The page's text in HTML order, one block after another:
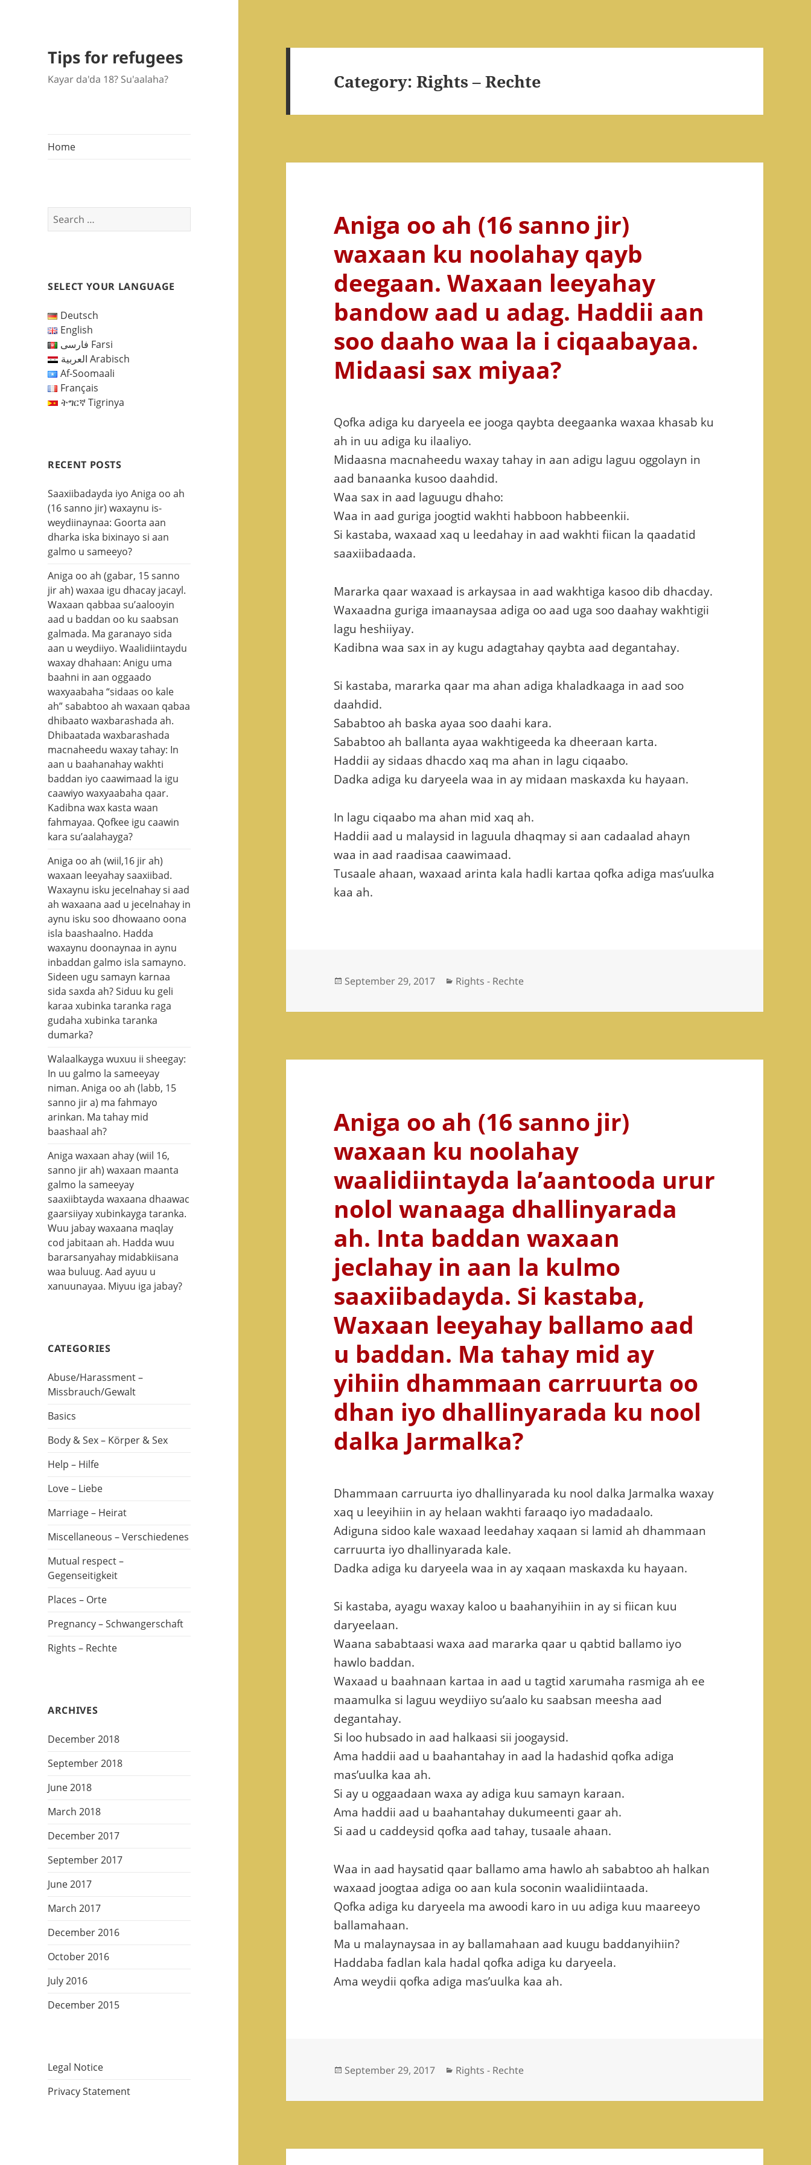
Tips for refugees
Kayar da'da 18? Su'aalaha?
Home
Search
for:
SELECT YOUR LANGUAGE
Deutsch
English
فارسی Farsi
العربية Arabisch
Af-Soomaali
Français
ትግርኛ Tigrinya
RECENT POSTS
Saaxiibadayda iyo Aniga oo ah
(16 sanno jir) waxaynu is-
weydiinaynaa: Goorta aan
dharka iska bixinayo si aan
galmo u sameeyo?
Aniga oo ah (gabar, 15 sanno
jir ah) waxaa igu dhacay jacayl.
Waxaan qabbaa su’aalooyin
aad u baddan oo ku saabsan
galmada. Ma garanayo sida
aan u weydiiyo. Waalidiintaydu
waxay dhahaan: Anigu uma
baahni in aan oggaado
waxyaabaha “sidaas oo kale
ah” sababtoo ah waxaan qabaa
dhibaato waxbarashada ah.
Dhibaatada waxbarashada
macnaheedu waxay tahay: In
aan u baahanahay wakhti
baddan iyo caawimaad la igu
caawiyo waxyaabaha qaar.
Kadibna wax kasta waan
fahmayaa. Qofkee igu caawin
kara su’aalahayga?
Aniga oo ah (wiil,16 jir ah)
waxaan leeyahay saaxiibad.
Waxaynu isku jecelnahay si aad
ah waxaana aad u jecelnahay in
aynu isku soo dhowaano oona
isla baashaalno. Hadda
waxaynu doonaynaa in aynu
inbaddan galmo isla samayno.
Sideen ugu samayn karnaa
sida saxda ah? Siduu ku geli
karaa xubinka taranka raga
gudaha xubinka taranka
dumarka?
Walaalkayga wuxuu ii sheegay:
In uu galmo la sameeyay
niman. Aniga oo ah (labb, 15
sanno jir a) ma fahmayo
arinkan. Ma tahay mid
baashaal ah?
Aniga waxaan ahay (wiil 16,
sanno jir ah) waxaan maanta
galmo la sameeyay
saaxiibtayda waxaana dhaawac
gaarsiiyay xubinkayga taranka.
Wuu jabay waxaana maqlay
cod jabitaan ah. Hadda wuu
bararsanyahay midabkiisana
waa buluug. Aad ayuu u
xanuunayaa. Miyuu iga jabay?
CATEGORIES
Abuse/Harassment –
Missbrauch/Gewalt
Basics
Body & Sex – Körper & Sex
Help – Hilfe
Love – Liebe
Marriage – Heirat
Miscellaneous – Verschiedenes
Mutual respect –
Gegenseitigkeit
Places – Orte
Pregnancy – Schwangerschaft
Rights – Rechte
ARCHIVES
December 2018
September 2018
June 2018
March 2018
December 2017
September 2017
June 2017
March 2017
December 2016
October 2016
July 2016
December 2015
Legal Notice
Privacy Statement
Category:Rights – Rechte
Aniga oo ah (16 sanno jir)
waxaan ku noolahay qayb
deegaan. Waxaan leeyahay
bandow aad u adag. Haddii aan
soo daaho waa la i ciqaabayaa.
Midaasi sax miyaa?
Qofka adiga ku daryeela ee jooga qaybta deegaanka waxaa khasab ku
ah in uu adiga ku ilaaliyo.
Midaasna macnaheedu waxay tahay in aan adigu laguu oggolayn in
aad banaanka kusoo daahdid.
Waa sax in aad laguugu dhaho:
Waa in aad guriga joogtid wakhti habboon habbeenkii.
Si kastaba, waxaad xaq u leedahay in aad wakhti fiican la qaadatid
saaxiibadaada.
Mararka qaar waxaad is arkaysaa in aad wakhtiga kasoo dib dhacday.
Waxaadna guriga imaanaysaa adiga oo aad uga soo daahay wakhtigii
lagu heshiiyay.
Kadibna waa sax in ay kugu adagtahay qaybta aad degantahay.
Si kastaba, mararka qaar ma ahan adiga khaladkaaga in aad soo
daahdid.
Sababtoo ah baska ayaa soo daahi kara.
Sababtoo ah ballanta ayaa wakhtigeeda ka dheeraan karta.
Haddii ay sidaas dhacdo xaq ma ahan in lagu ciqaabo.
Dadka adiga ku daryeela waa in ay midaan maskaxda ku hayaan.
In lagu ciqaabo ma ahan mid xaq ah.
Haddii aad u malaysid in laguula dhaqmay si aan cadaalad ahayn
waa in aad raadisaa caawimaad.
Tusaale ahaan, waxaad arinta kala hadli kartaa qofka adiga mas’uulka
kaa ah.
Posted
September 29, 2017 Categories
Rights - Rechte
Aniga oo ah (16 sanno jir)
waxaan ku noolahay
waalidiintayda la’aantooda urur
nolol wanaaga dhallinyarada
ah. Inta baddan waxaan
jeclahay in aan la kulmo
saaxiibadayda. Si kastaba,
Waxaan leeyahay ballamo aad
u baddan. Ma tahay mid ay
yihiin dhammaan carruurta oo
dhan iyo dhallinyarada ku nool
dalka Jarmalka?
Dhammaan carruurta iyo dhallinyarada ku nool dalka Jarmalka waxay
xaq u leeyihiin in ay helaan wakhti faraaqo iyo madadaalo.
Adiguna sidoo kale waxaad leedahay xaqaan si lamid ah dhammaan
carruurta iyo dhallinyarada kale.
Dadka adiga ku daryeela waa in ay xaqaan maskaxda ku hayaan.
Si kastaba, ayagu waxay kaloo u baahanyihiin in ay si fiican kuu
daryeelaan.
Waana sababtaasi waxa aad mararka qaar u qabtid ballamo iyo
hawlo baddan.
Waxaad u baahnaan kartaa in aad u tagtid xarumaha rasmiga ah ee
maamulka si laguu weydiiyo su’aalo ku saabsan meesha aad
degantahay.
Si loo hubsado in aad halkaasi sii joogaysid.
Ama haddii aad u baahantahay in aad la hadashid qofka adiga
mas’uulka kaa ah.
Si ay u oggaadaan waxa ay adiga kuu samayn karaan.
Ama haddii aad u baahantahay dukumeenti gaar ah.
Si aad u caddeysid qofka aad tahay, tusaale ahaan.
Waa in aad haysatid qaar ballamo ama hawlo ah sababtoo ah halkan
waxaad joogtaa adiga oo aan kula soconin waalidiintaada.
Qofka adiga ku daryeela ma awoodi karo in uu adiga kuu maareeyo
ballamahaan.
Ma u malaynaysaa in ay ballamahaan aad kuugu baddanyihiin?
Haddaba fadlan kala hadal qofka adiga ku daryeela.
Ama weydii qofka adiga mas’uulka kaa ah.
Posted
September 29, 2017 Categories
Rights - Rechte